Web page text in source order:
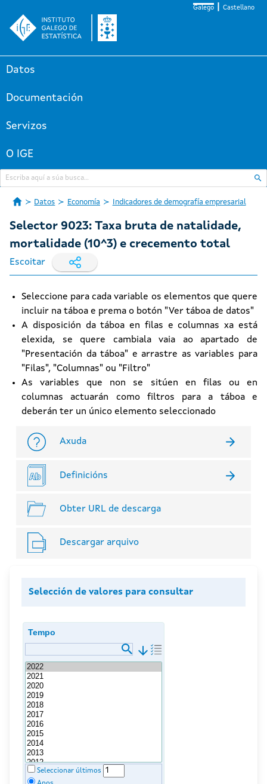
Galego Castellano
Datos
Documentación
Servizos
O IGE
Datos Economía Indicadores de demografía empresarial
Selector 9023: Taxa bruta de natalidade,
mortalidade (10^3) e crecemento total
Escoitar
Seleccione para cada variable os elementos que quere
incluir na táboa e prema o botón "Ver táboa de datos"
A disposición da táboa en filas e columnas xa está
elexida, se quere cambiala vaia ao apartado de
"Presentación da táboa" e arrastre as variables para
"Filas", "Columnas" ou "Filtro"
As variables que non se sitúen en filas ou en
columnas actuarán como filtros para a táboa e
deberán ter un único elemento seleccionado
Axuda
Definicións
Obter URL de descarga
Descargar arquivo
Selección de valores para consultar
Tempo
arrow_downward
Seleccionar últimos